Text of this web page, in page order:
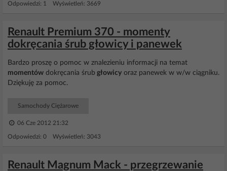
Odpowiedzi: 1 Wyświetleń: 3669
Renault Premium 370 - momenty
dokręcania śrub głowicy i panewek
Bardzo proszę o pomoc w znalezieniu informacji na temat
momentów dokręcania śrub głowicy oraz panewek w w/w ciągniku.
Dziękuję za pomoc.
Samochody Ciężarowe
06 Cze 2012 21:32
Odpowiedzi: 0 Wyświetleń: 3043
Renault Magnum Mack - przegrzewanie